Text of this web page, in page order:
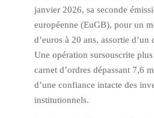
janvier 2026, sa seconde
européenne (EuGB), pour un
d’euros à 20 ans, assortie
Une opération sursouscrite
carnet d’ordres dépassant 7,6
d’une confiance intacte des
institutionnels.